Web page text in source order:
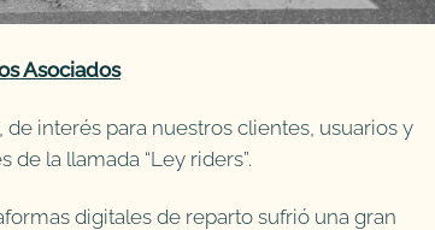
Asociados
interés para nuestros clientes, usuarios y
la llamada “Ley riders”.
digitales de reparto sufrió una gran